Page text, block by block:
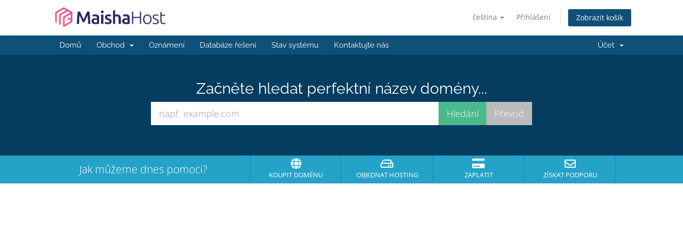
čeština Přihlášení Zobrazit košík
Domů Obchod Oznámení Databáze řešení Stav systému Kontaktujte nás Účet
Začněte hledat perfektní název domény...
Jak můžeme dnes pomoci? KOUPIT DOMÉNU OBJEDNAT HOSTING ZAPLATIT ZÍSKAT PODPORU